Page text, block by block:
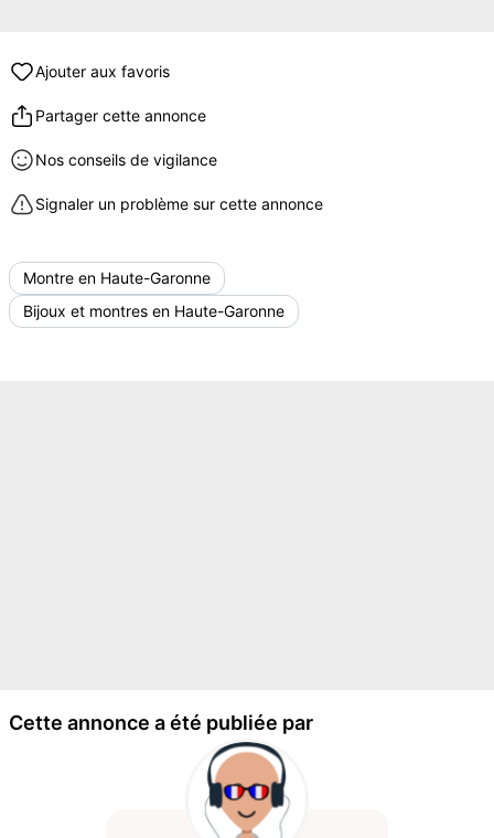
Ajouter aux favoris
Partager cette annonce
Nos conseils de vigilance
Signaler un problème sur cette annonce
Montre en Haute-Garonne
Bijoux et montres en Haute-Garonne
Cette annonce a été publiée par